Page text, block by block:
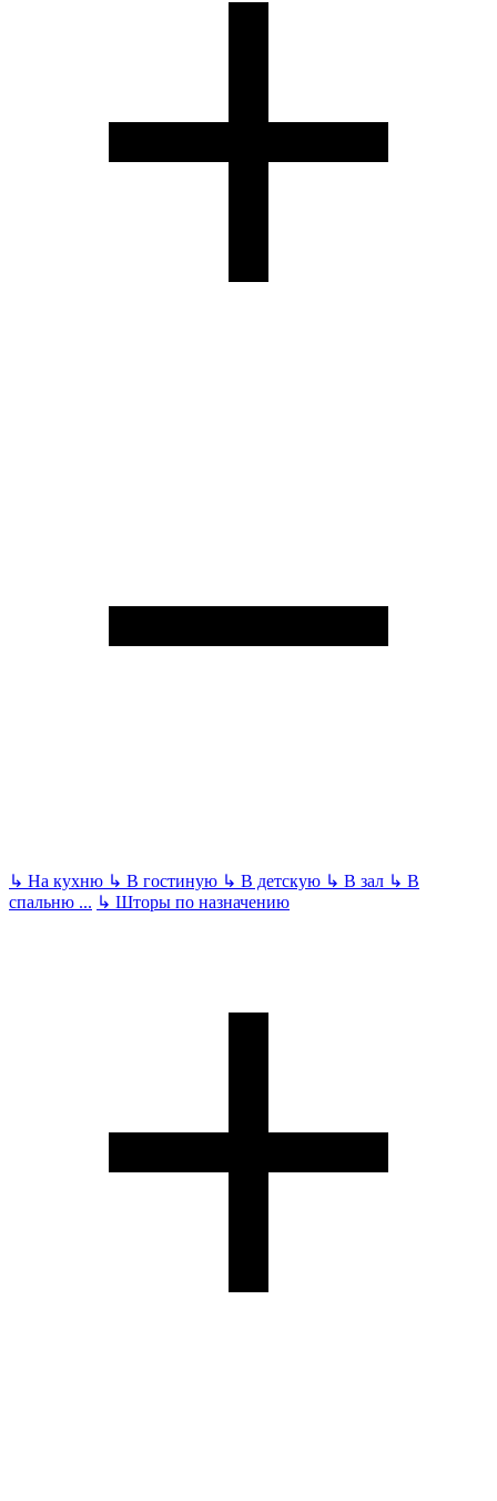
↳ На кухню ↳ В гостиную ↳ В детскую ↳ В зал ↳ В
спальню ... ↳ Шторы по назначению